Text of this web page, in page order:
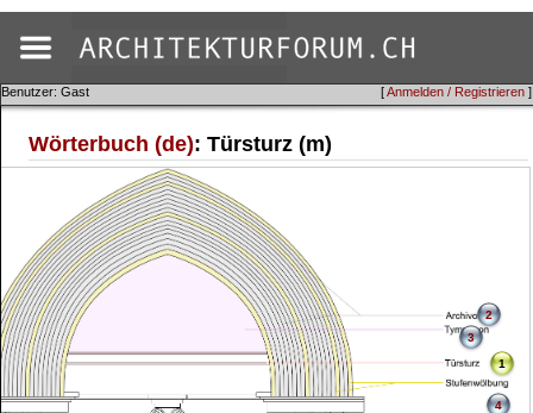
[Anmelden / Registrieren ]
Benutzer: Gast
Wörterbuch (de): Türsturz (m)
1
2
3
4